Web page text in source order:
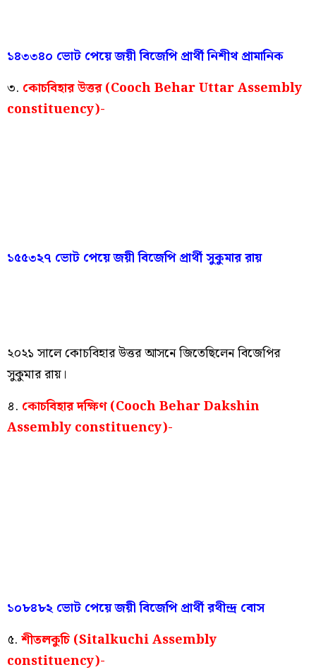
১৪৩৩৪০ ভোট পেয়ে জয়ী বিজেপি প্রার্থী নিশীথ প্রামানিক
৩. কোচবিহার উত্তর (Cooch Behar Uttar Assembly
constituency)-
১৫৫৩২৭ ভোট পেয়ে জয়ী বিজেপি প্রার্থী সুকুমার রায়
২০২১ সালে কোচবিহার উত্তর আসনে জিতেছিলেন বিজেপির
সুকুমার রায়।
৪. কোচবিহার দক্ষিণ (Cooch Behar Dakshin
Assembly constituency)-
১০৮৪৮২ ভোট পেয়ে জয়ী বিজেপি প্রার্থী রথীন্দ্র বোস
৫. শীতলকুচি (Sitalkuchi Assembly
constituency)-